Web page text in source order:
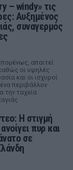
– windy» τις
Αυξημένος
συναγερμός
απαιτεί
οι υψηλές
και οι ισχυροί
περιβάλλον
την ταχεία
Η στιγμή
πυρ και
σε